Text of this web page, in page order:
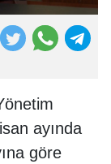
ayında
göre